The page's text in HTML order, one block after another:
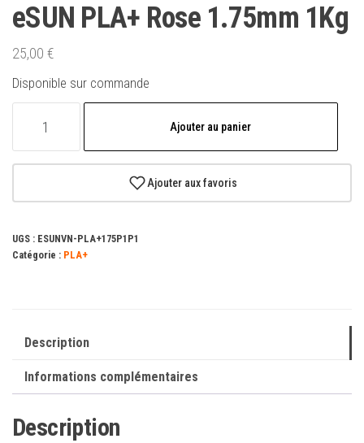
eSUN PLA+ Rose 1.75mm 1Kg
25,00 €
Disponible sur commande
Rose
1Kg
Ajouter au panier
Ajouter aux favoris
UGS : ESUNVN-PLA+175P1P1
Catégorie : PLA+
Description
Informations complémentaires
Description